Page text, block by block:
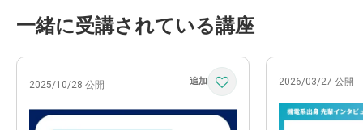
一緒に受講されている講座
2025/10/28 公開 2026/03/27 公開